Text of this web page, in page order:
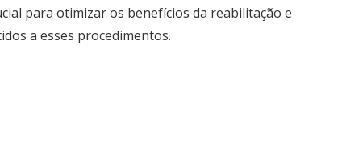
para otimizar os benefícios da reabilitação e
a esses procedimentos.